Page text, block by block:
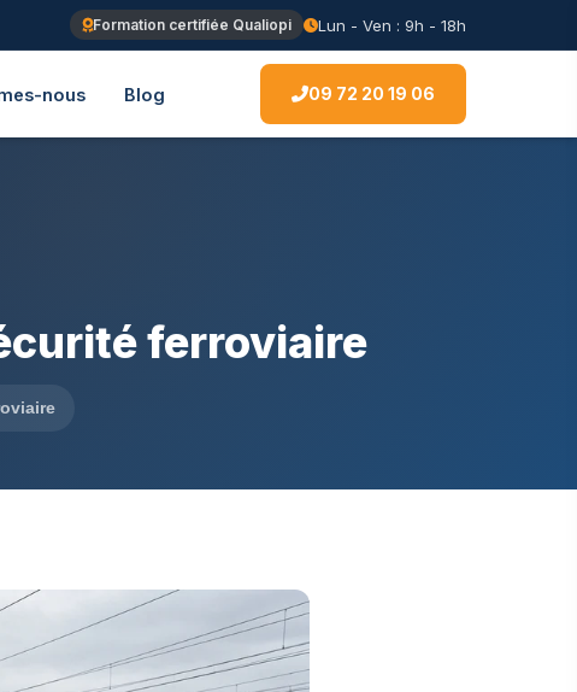
Formation certifiée Qualiopi Lun - Ven : 9h - 18h
nous Blog 09 72 20 19 06
ferroviaire